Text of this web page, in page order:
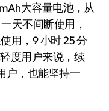
大容量电池，从
天不间断使用，
用，9 小时 25 分
度用户来说，续
户，也能坚持一